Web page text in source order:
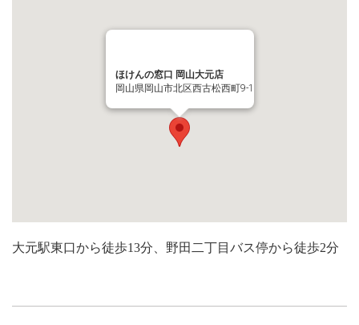
ほけんの窓口 岡山大元店
岡山県岡山市北区西古松西町9-1
大元駅東口から徒歩13分、野田二丁目バス停から徒歩2分